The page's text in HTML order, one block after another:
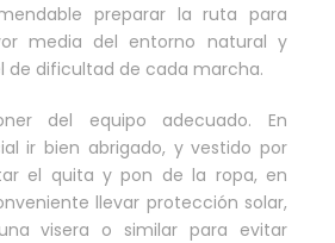
preparar la ruta para
media del entorno natural y
de dificultad de cada marcha.
del equipo adecuado. En
ir bien abrigado, y vestido por
el quita y pon de la ropa, en
llevar protección solar,
visera o similar para evitar